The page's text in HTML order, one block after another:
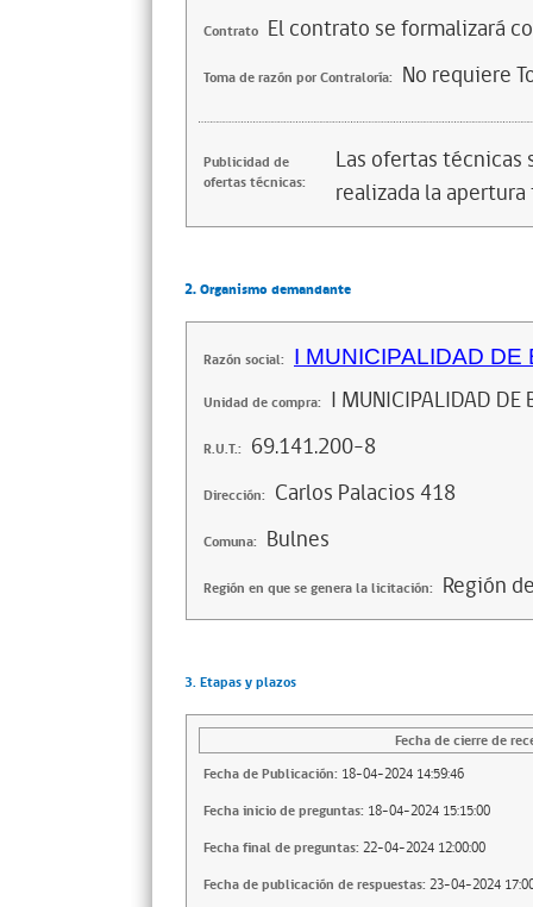
Contrato El contrato se formalizará
Toma de razón por Contraloría: No requiere
Publicidad de
ofertas técnicas:
Las ofertas
realizada la
2. Organismo demandante
Razón social: I MUNICIPALIDAD DE
Unidad de compra: I MUNICIPALIDAD DE
R.U.T.: 69.141.200-8
Dirección: Carlos Palacios 418
Comuna: Bulnes
Región en que se genera la licitación: Región
3. Etapas y plazos
Fecha de cierre de
Fecha de Publicación: 18-04-2024 14:59:46
Fecha inicio de preguntas: 18-04-2024 15:15:00
Fecha final de preguntas: 22-04-2024 12:00:00
Fecha de publicación de respuestas: 23-04-2024